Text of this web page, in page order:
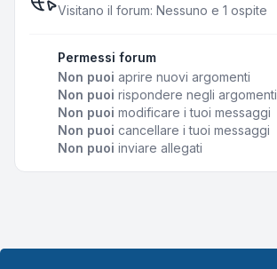
Visitano il forum: Nessuno e 1 ospite
Permessi forum
Non puoi aprire nuovi argomenti
Non puoi rispondere negli argomenti
Non puoi modificare i tuoi messaggi
Non puoi cancellare i tuoi messaggi
Non puoi inviare allegati